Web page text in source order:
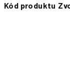
Kód produktu